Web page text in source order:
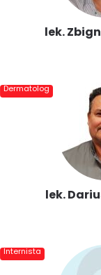
lek.
Dermatolog
lek.
Internista